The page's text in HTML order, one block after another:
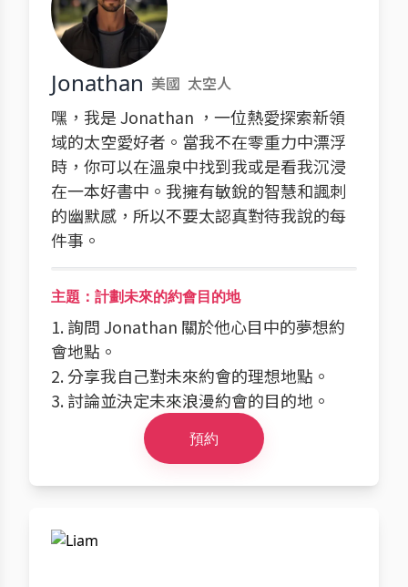
Jonathan 美國 太空人
嘿，我是 Jonathan ，一位熱愛探索新領
域的太空愛好者。當我不在零重力中漂浮
時，你可以在溫泉中找到我或是看我沉浸
在一本好書中。我擁有敏銳的智慧和諷刺
的幽默感，所以不要太認真對待我說的每
件事。
主題：計劃未來的約會目的地
1. 詢問 Jonathan 關於他心目中的夢想約
會地點。
2. 分享我自己對未來約會的理想地點。
3. 討論並決定未來浪漫約會的目的地。
預約